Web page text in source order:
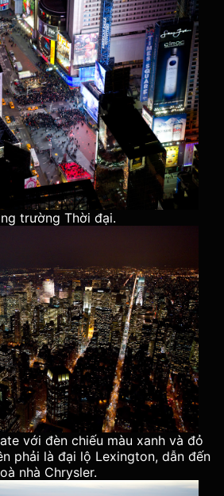
trường Thời đại.
với đèn chiếu màu xanh và đỏ
phải là đại lộ Lexington, dẫn đến
nhà Chrysler.